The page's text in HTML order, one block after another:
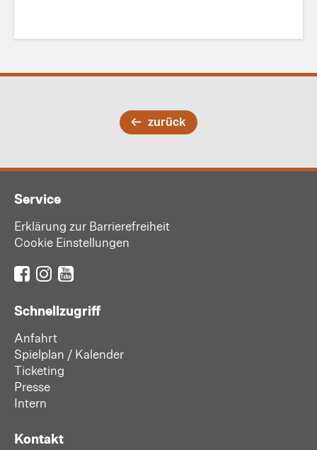
zurück
Service
Erklärung zur Barrierefreiheit
Cookie Einstellungen
Schnellzugriff
Anfahrt
Spielplan / Kalender
Ticketing
Presse
Intern
Kontakt